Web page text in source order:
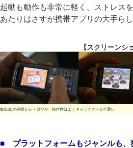
起動も動作も非常に軽く、ストレス
あたりはさすが携帯アプリの大手ら
【スクリーンシ
擬似3Dの画面がレトロだが、操作性はよくキャラクターも可愛い
■ プラットフォームもジャンルも、